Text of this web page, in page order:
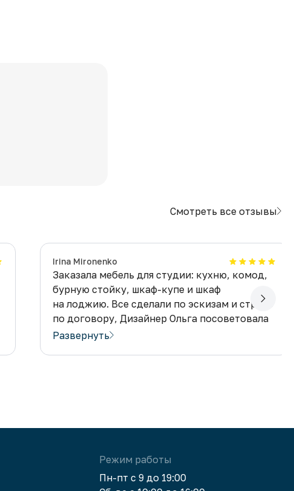
Смотреть все отзывы
​Irina Mironenko
Заказала мебель для студии: кухню, комод,
бурную стойку, шкаф-купе и шкаф
на лоджию. Все сделали по эскизам и строго
по договору, Дизайнер Ольга посоветовала
как лучше сделать и стойко терпела пока
Официальный ответ:Добрый день, Ирина!
Спасибо за ваш отзыв. Нашей команде очень
Развернуть
Режим работы
Пн-пт с 9 до 19:00